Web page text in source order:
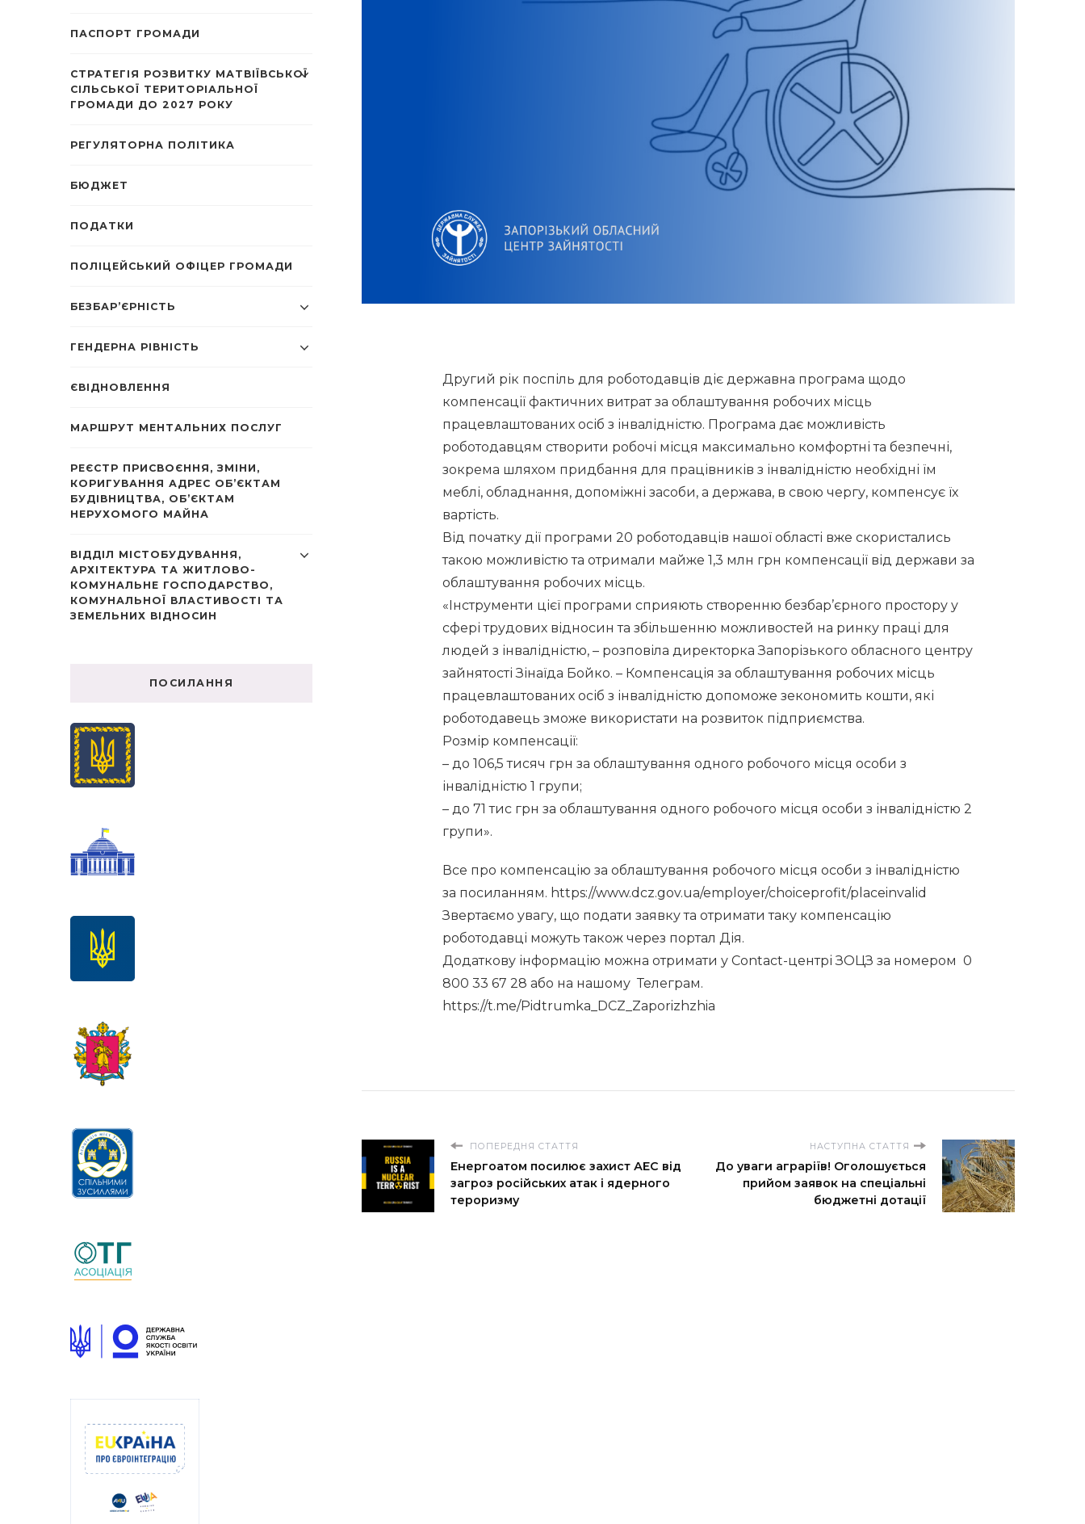
Другий рік поспіль для роботодавців діє державна програма щодо
компенсації фактичних витрат за облаштування робочих місць
працевлаштованих осіб з інвалідністю. Програма дає можливість
роботодавцям створити робочі місця максимально комфортні та безпечні,
зокрема шляхом придбання для працівників з інвалідністю необхідні їм
меблі, обладнання, допоміжні засоби, а держава, в свою чергу, компенсує їх
вартість.
Від початку дії програми 20 роботодавців нашої області вже скористались
такою можливістю та отримали майже 1,3 млн грн компенсації від держави за
облаштування робочих місць.
«Інструменти цієї програми сприяють створенню безбар’єрного простору у
сфері трудових відносин та збільшенню можливостей на ринку праці для
людей з інвалідністю, – розповіла директорка Запорізького обласного центру
зайнятості Зінаїда Бойко. – Компенсація за облаштування робочих місць
працевлаштованих осіб з інвалідністю допоможе зекономить кошти, які
роботодавець зможе використати на розвиток підприємства.
Розмір компенсації:
– до 106,5 тисяч грн за облаштування одного робочого місця особи з
інвалідністю 1 групи;
– до 71 тис грн за облаштування одного робочого місця особи з інвалідністю 2
групи».
Все про компенсацію за облаштування робочого місця особи з інвалідністю
за посиланням. https://www.dcz.gov.ua/employer/choiceprofit/placeinvalid
Звертаємо увагу, що подати заявку та отримати таку компенсацію
роботодавці можуть також через портал Дія.
Додаткову інформацію можна отримати у Contact-центрі ЗОЦЗ за номером 0
800 33 67 28 або на нашому Телеграм.
https://t.me/Pidtrumka_DCZ_Zaporizhzhia
ПОПЕРЕДНЯ СТАТТЯ
Енергоатом посилює захист АЕС від
загроз російських атак і ядерного
тероризму
НАСТУПНА СТАТТЯ
До уваги аграріїв! Оголошується
прийом заявок на спеціальні
бюджетні дотації
ПАСПОРТ ГРОМАДИ
СТРАТЕГІЯ РОЗВИТКУ МАТВІЇВСЬКОЇ
СІЛЬСЬКОЇ ТЕРИТОРІАЛЬНОЇ
ГРОМАДИ ДО 2027 РОКУ
РЕГУЛЯТОРНА ПОЛІТИКА
БЮДЖЕТ
ПОДАТКИ
ПОЛІЦЕЙСЬКИЙ ОФІЦЕР ГРОМАДИ
БЕЗБАР’ЄРНІСТЬ
ГЕНДЕРНА РІВНІСТЬ
ЄВІДНОВЛЕННЯ
МАРШРУТ МЕНТАЛЬНИХ ПОСЛУГ
РЕЄСТР ПРИСВОЄННЯ, ЗМІНИ,
КОРИГУВАННЯ АДРЕС ОБ’ЄКТАМ
БУДІВНИЦТВА, ОБ’ЄКТАМ
НЕРУХОМОГО МАЙНА
ВІДДІЛ МІСТОБУДУВАННЯ,
АРХІТЕКТУРА ТА ЖИТЛОВО-
КОМУНАЛЬНЕ ГОСПОДАРСТВО,
КОМУНАЛЬНОЇ ВЛАСТИВОСТІ ТА
ЗЕМЕЛЬНИХ ВІДНОСИН
ПОСИЛАННЯ